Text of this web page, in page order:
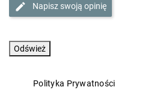
Napisz swoją opinię
Polityka Prywatności